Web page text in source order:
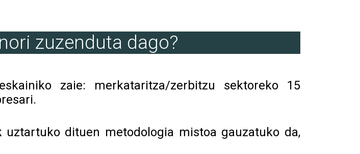
zuzenduta dago?
zaie: merkataritza/zerbitzu sektoreko 15
uztartuko dituen metodologia mistoa gauzatuko da,